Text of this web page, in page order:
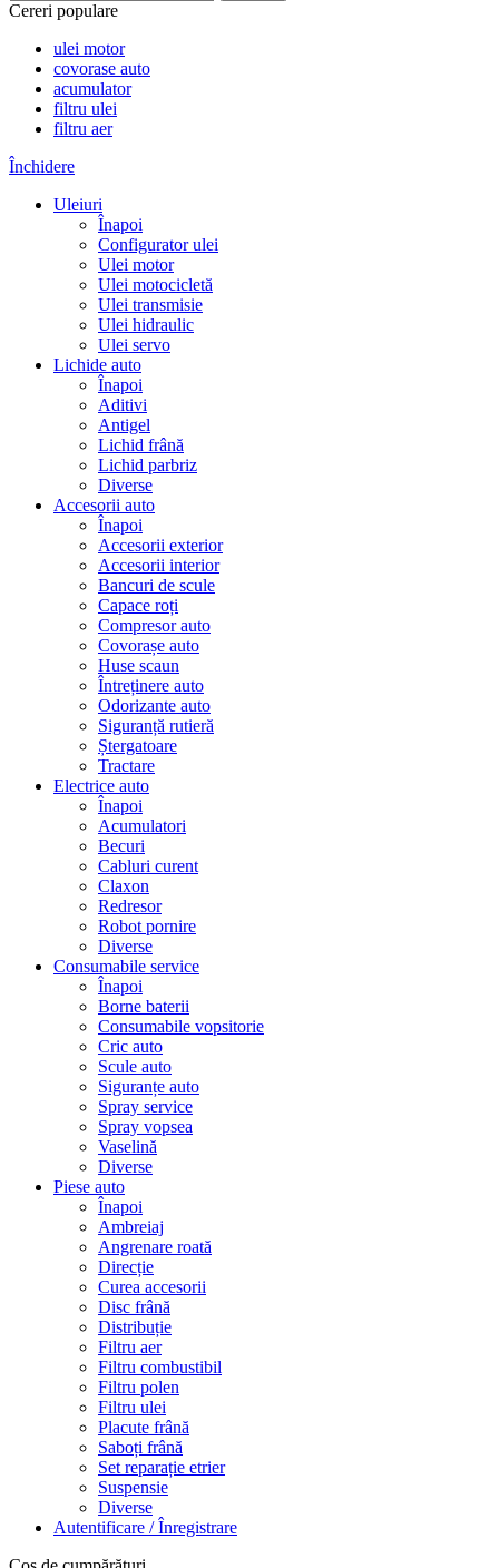
Cereri populare
ulei motor
covorase auto
acumulator
filtru ulei
filtru aer
Închidere
Uleiuri
Înapoi
Configurator ulei
Ulei motor
Ulei motocicletă
Ulei transmisie
Ulei hidraulic
Ulei servo
Lichide auto
Înapoi
Aditivi
Antigel
Lichid frână
Lichid parbriz
Diverse
Accesorii auto
Înapoi
Accesorii exterior
Accesorii interior
Bancuri de scule
Capace roți
Compresor auto
Covorașe auto
Huse scaun
Întreținere auto
Odorizante auto
Siguranță rutieră
Ștergatoare
Tractare
Electrice auto
Înapoi
Acumulatori
Becuri
Cabluri curent
Claxon
Redresor
Robot pornire
Diverse
Consumabile service
Înapoi
Borne baterii
Consumabile vopsitorie
Cric auto
Scule auto
Siguranțe auto
Spray service
Spray vopsea
Vaselină
Diverse
Piese auto
Înapoi
Ambreiaj
Angrenare roată
Direcție
Curea accesorii
Disc frână
Distribuție
Filtru aer
Filtru combustibil
Filtru polen
Filtru ulei
Placute frână
Saboți frână
Set reparație etrier
Suspensie
Diverse
Autentificare / Înregistrare